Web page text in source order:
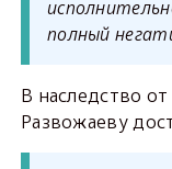
полный
В наследство
Развожаеву